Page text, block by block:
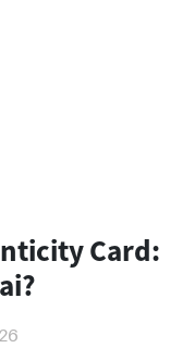
Card: